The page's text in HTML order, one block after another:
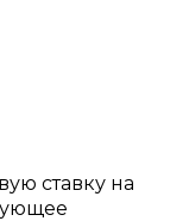
ставку на